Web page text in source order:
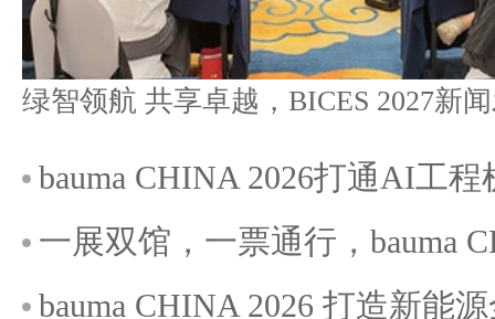
bauma CHINA 2026打通AI工
一展双馆，一票通行，bauma
bauma CHINA 2026 打造新能